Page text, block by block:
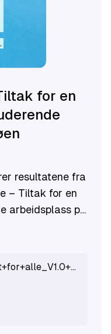
for en
resultatene fra
– Tiltak for en
arbeidsplass på
Prosjektrapport_Sikkerhet+for+alle_V1.0+-+signed.pdf